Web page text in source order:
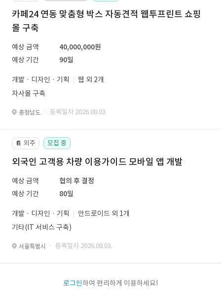
카페24 연동 맞춤형 박스 자동견적 웹투프린트 쇼핑
몰 구축
예상 금액
40,000,000원
예상 기간
90일
개발 · 디자인 · 기획
웹 외 2개
자사몰 구축
충청남도 · 등록일자 2026.08.03.
📔 외주 모집 중
외국인 고객용 차량 이용가이드 모바일 앱 개발
예상 금액
협의 후 결정
예상 기간
80일
개발 · 디자인 · 기획
안드로이드 외 1개
기타(IT 서비스 구축)
서울특별시 · 등록일자 2026.08.03.
로그인하여 편리하게 이용하세요!